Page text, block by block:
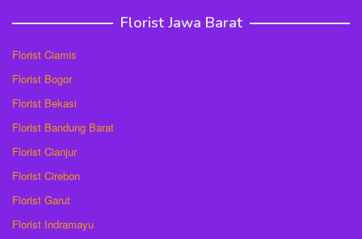
Florist Jawa Barat
Florist Ciamis
Florist Bogor
Florist Bekasi
Florist Bandung Barat
Florist Cianjur
Florist Cirebon
Florist Garut
Florist Indramayu